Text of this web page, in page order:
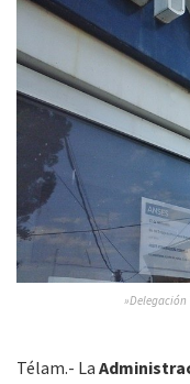
»Delegación
Télam.- La